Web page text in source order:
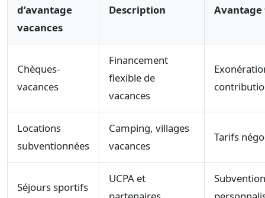
d’avantage
vacances
Description Avantage
Chèques-
vacances
Financement
flexible de
vacances
Locations
subventionnées
Camping, villages
vacances
Tarifs
Séjours sportifs
UCPA et